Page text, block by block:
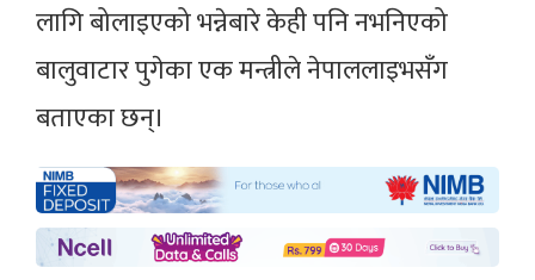
लागि बोलाइएको भन्नेबारे केही पनि नभनिएको
बालुवाटार पुगेका एक मन्त्रीले नेपाललाइभसँग
बताएका छन्।